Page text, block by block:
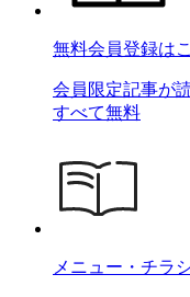
無料会員登録は
会員限定記事が
すべて無料
メニュー・チラ